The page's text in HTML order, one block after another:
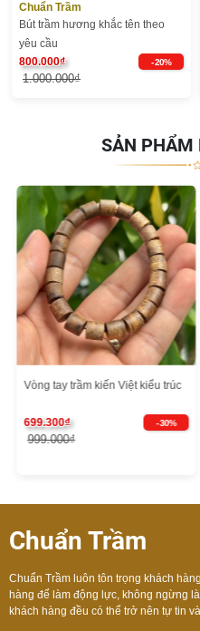
Chuẩn Trầm
Bút trầm hương khắc tên theo
yêu cầu
800.000₫
1.000.000₫
- 20%
SẢN PHẨM
Vòng tay trầm kiến Việt kiểu trúc
699.300₫
999.000₫
- 30%
Chuẩn Trầm
Chuẩn Trầm luôn tôn trọng khách
hàng để làm động lực, không ngừng
khách hàng đều có thể trở nên tự tin